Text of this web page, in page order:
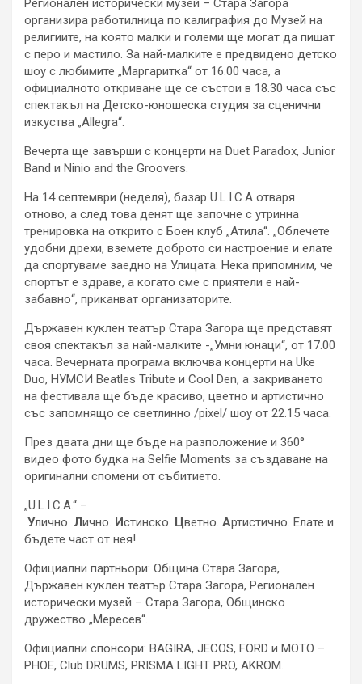
Регионален исторически музей – Стара Загора
организира работилница по калиграфия до Музей на
религиите, на която малки и големи ще могат да пишат
с перо и мастило. За най-малките е предвидено детско
шоу с любимите „Маргаритка“ от 16.00 часа, а
официалното откриване ще се състои в 18.30 часа със
спектакъл на Детско-юношеска студия за сценични
изкуства „Allegra“.
Вечерта ще завърши с концерти на Duet Paradox, Junior
Band и Ninio and the Groovers.
На 14 септември (неделя), базар U.L.I.C.A отваря
отново, а след това денят ще започне с утринна
тренировка на открито с Боен клуб „Атила“. „Облечете
удобни дрехи, вземете доброто си настроение и елате
да спортуваме заедно на Улицата. Нека припомним, че
спортът е здраве, а когато сме с приятели е най-
забавно“, приканват организаторите.
Държавен куклен театър Стара Загора ще представят
своя спектакъл за най-малките -„Умни юнаци“, от 17.00
часа. Вечерната програма включва концерти на Uke
Duo, НУМСИ Beatles Tribute и Cool Den, а закриването
на фестивала ще бъде красиво, цветно и артистично
със запомнящо се светлинно /pixel/ шоу от 22.15 часа.
През двата дни ще бъде на разположение и 360°
видео фото будка на Selfie Moments за създаване на
оригинални спомени от събитието.
„U.L.I.C.A.“ –
Улично. Лично. Истинско. Цветно. Артистично. Елате и
бъдете част от нея!
Официални партньори: Община Стара Загора,
Държавен куклен театър Стара Загора, Регионален
исторически музей – Стара Загора, Общинско
дружество „Мересев“.
Официални спонсори: BAGIRA, JECOS, FORD и MOTO –
PHOE, Club DRUMS, PRISMA LIGHT PRO, АKROM.